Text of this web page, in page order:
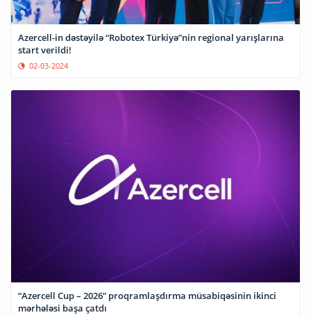
Azercell-in dəstəyilə “Robotex Türkiyə”nin regional yarışlarına
start verildi!
02-03-2024
“Azercell Cup – 2026” proqramlaşdırma müsabiqəsinin ikinci
mərhələsi başa çatdı